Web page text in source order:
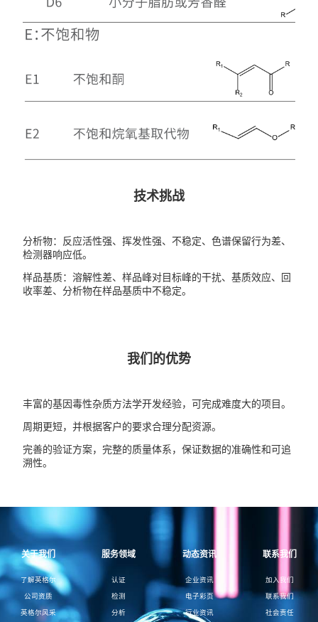
技术挑战
分析物：反应活性强、挥发性强、不稳定、色谱保留行为差、
检测器响应低。
样品基质：溶解性差、样品峰对目标峰的干扰、基质效应、回
收率差、分析物在样品基质中不稳定。
我们的优势
丰富的基因毒性杂质方法学开发经验，可完成难度大的项目。
周期更短，并根据客户的要求合理分配资源。
完善的验证方案，完整的质量体系，保证数据的准确性和可追
溯性。
关于我们
了解英格尔
公司资质
英格尔风采
服务领域
认证
检测
分析
动态资讯
企业资讯
电子彩页
行业资讯
联系我们
加入我们
联系我们
社会责任